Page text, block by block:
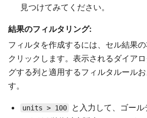
見つけてみてください。
結果のフィルタリング:
フィルタを作成するには、セル結果
クリックします。表示されるダイア
グする列と適用するフィルタルール
す。
units > 100
と入力して、ゴー